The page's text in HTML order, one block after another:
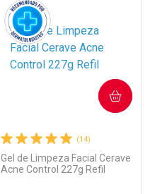
(14)
Gel de Limpeza Facial Cerave
Acne Control 227g Refil
COMPRAR